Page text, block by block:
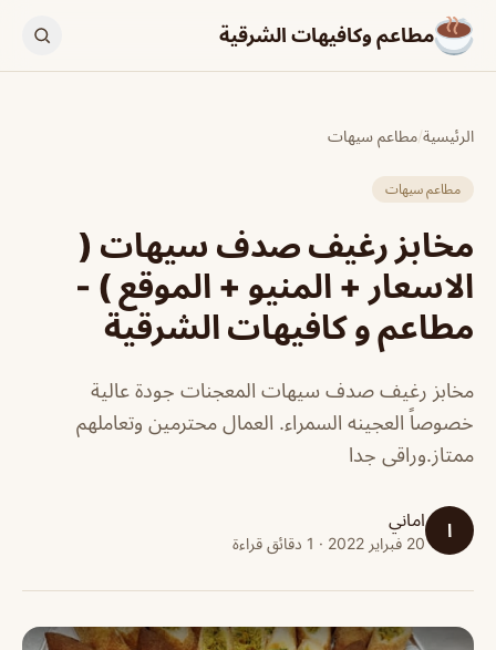
مطاعم وكافيهات الشرقية
الرئيسية/مطاعم سيهات
مطاعم سيهات
مخابز رغيف صدف سيهات (
الاسعار + المنيو + الموقع ) -
مطاعم و كافيهات الشرقية
مخابز رغيف صدف سيهات المعجنات جودة عالية
خصوصاً العجينه السمراء. العمال محترمين وتعاملهم
ممتاز.وراقى جدا
ا اماني
20 فبراير 2022 · 1 دقائق قراءة